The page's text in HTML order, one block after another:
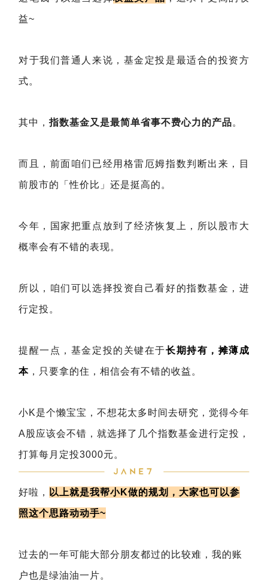
益~
对于我们普通人来说，基金定投是最适合的投资方
式。
其中， 指数基金又是最简单省事不费心力的产品。
而且，前面咱们已经用格雷厄姆指数判断出来，目
前股市的「性价比」还是挺高的。
今年，国家把重点放到了经济恢复上，所以股市大
概率会有不错的表现。
所以，咱们可以选择投资自己看好的指数基金，进
行定投。
提醒一点，基金定投的关键在于长期持有，摊薄成
本 ，只要拿的住，相信会有不错的收益。
小K是个懒宝宝，不想花太多时间去研究，觉得今年
A股应该会不错，就选择了几个指数基金进行定投，
打算每月定投3000元。
好啦， 以上就是我帮小K做的规划，大家也可以参
照这个思路动动手~
过去的一年可能大部分朋友都过的比较难，我的账
户也是绿油油一片。